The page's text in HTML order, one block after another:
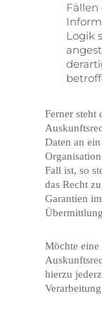
Logik
Ferner steht
Daten an
Fall ist, so
das Recht
Garantien
Möchte eine
hierzu